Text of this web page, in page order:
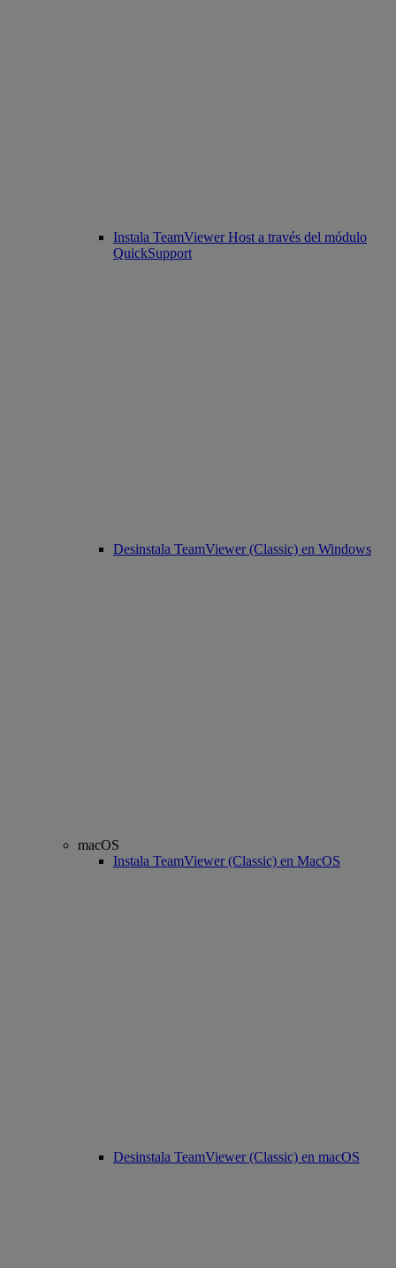
Instala TeamViewer Host a través del módulo
QuickSupport
Desinstala TeamViewer (Classic) en Windows
macOS
Instala TeamViewer (Classic) en MacOS
Desinstala TeamViewer (Classic) en macOS